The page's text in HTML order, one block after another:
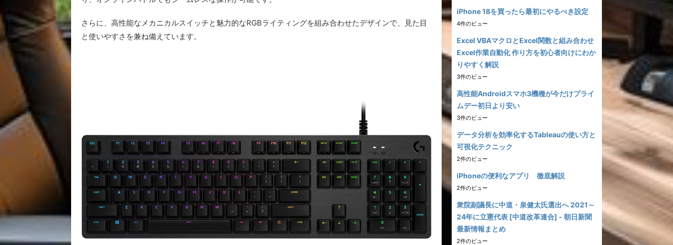
さらに、高性能なメカニカルスイッチと魅力的なRGBライティングを組み合わせたデザインで、見た目
と使いやすさを兼ね備えています。
iPhone 18を買ったら最初にやるべき設定
4件のビュー
Excel VBAマクロとExcel関数と組み合わせ
Excel作業自動化 作り方を初心者向けにわか
りやすく解説
3件のビュー
高性能Androidスマホ3機種が今だけプライ
ムデー初日より安い
3件のビュー
データ分析を効率化するTableauの使い方と
可視化テクニック
2件のビュー
iPhoneの便利なアプリ 徹底解説
2件のビュー
衆院副議長に中道・泉健太氏選出へ 2021～
24年に立憲代表 [中道改革連合] - 朝日新聞
最新情報まとめ
2件のビュー